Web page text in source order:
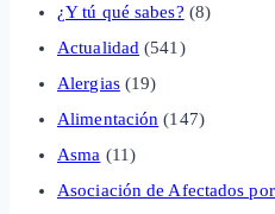
¿Y tú qué sabes? (8)
Actualidad (541)
Alergias(19)
Alimentación (147)
Asma (11)
Asociación de Afectados